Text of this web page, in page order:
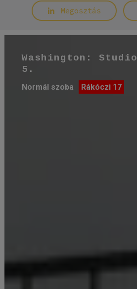
Megosztás
Normál szoba Rákóczi 17
Washington: Studio
5.